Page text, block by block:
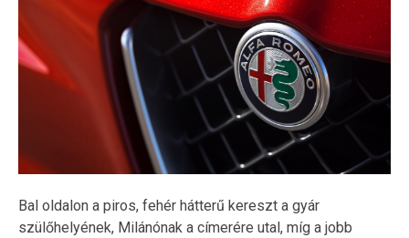
Bal oldalon a piros, fehér hátterű kereszt a gyár
szülőhelyének, Milánónak a címerére utal, míg a jobb